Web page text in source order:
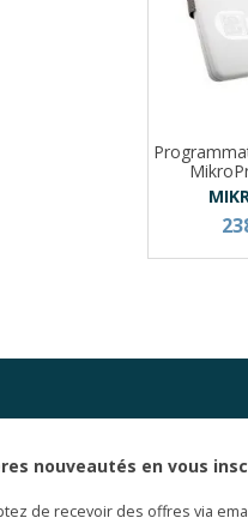
nouveautés en vous
de recevoir des offres via